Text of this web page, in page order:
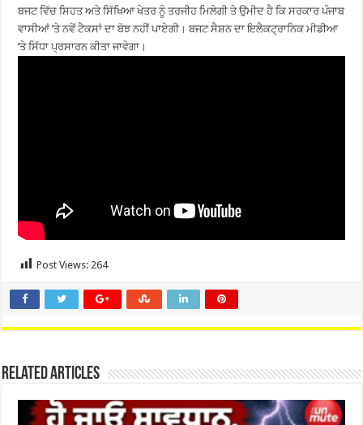
ਬਜਟ ਵਿੱਚ ਸਿਹਤ ਅਤੇ ਸਿੱਖਿਆ ਖੇਤਰ ਨੂੰ ਤਰਜੀਹ ਮਿਲੇਗੀ ਤੇ ਉਮੀਦ ਹੈ ਕਿ ਸਰਕਾਰ ਪੰਜਾਬ
ਵਾਸੀਆਂ ’ਤੇ ਨਵੇਂ ਟੈਕਸਾਂ ਦਾ ਬੋਝ ਨਹੀਂ ਪਾਏਗੀ। ਬਜਟ ਸੈਸ਼ਨ ਦਾ ਇਲੈਕਟ੍ਰਾਨਿਕ ਮੀਡੀਆ
’ਤੇ ਸਿੱਧਾ ਪ੍ਰਸਾਰਨ ਕੀਤਾ ਜਾਵੇਗਾ।
Post Views: 264
Related Articles